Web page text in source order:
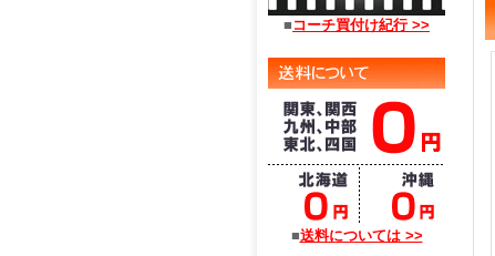
■ コーチ買付け紀行 >>
■送料については >>